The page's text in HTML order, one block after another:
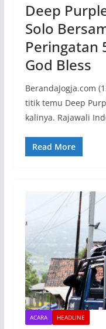
Deep
Solo
Peringatan
God Bless
BerandaJogja.com
titik temu Deep
kalinya. Rajawali
Read More
ACARA HEADLINE